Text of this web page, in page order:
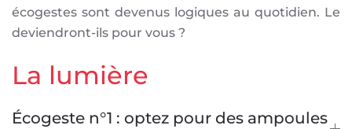
écogestes sont devenus logiques au quotidien. Le
deviendront-ils pour vous ?
La lumière
Écogeste n°1 : optez pour des ampoules